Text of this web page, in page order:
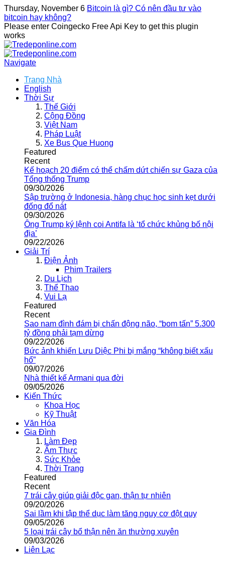
Thursday, November 6 Bitcoin là gì? Có nên đầu tư vào
bitcoin hay không?
Please enter Coingecko Free Api Key to get this plugin
works
Navigate
Trang Nhà
English
Thời Sự
Thế Giới
Cộng Đồng
Việt Nam
Pháp Luật
Xe Bus Que Huong
Featured
Recent
Kế hoạch 20 điểm có thể chấm dứt chiến sự Gaza của
Tổng thống Trump
09/30/2026
Sập trường ở Indonesia, hàng chục học sinh kẹt dưới
đống đổ nát
09/30/2026
Ông Trump ký lệnh coi Antifa là ‘tổ chức khủng bố nội
địa’
09/22/2026
Giải Trí
Điện Ảnh
Phim Trailers
Du Lịch
Thể Thao
Vui Lạ
Featured
Recent
Sao nam đình đám bị chấn động não, “bom tấn” 5.300
tỷ đồng phải tạm dừng
09/22/2026
Bức ảnh khiến Lưu Diệc Phi bị mắng “không biết xấu
hổ”
09/07/2026
Nhà thiết kế Armani qua đời
09/05/2026
Kiến Thức
Khoa Học
Kỹ Thuật
Văn Hóa
Gia Đình
Làm Đẹp
Ẩm Thực
Sức Khỏe
Thời Trang
Featured
Recent
7 trái cây giúp giải độc gan, thận tự nhiên
09/20/2026
Sai lầm khi tập thể dục làm tăng nguy cơ đột quỵ
09/05/2026
5 loại trái cây bổ thận nên ăn thường xuyên
09/03/2026
Liên Lạc